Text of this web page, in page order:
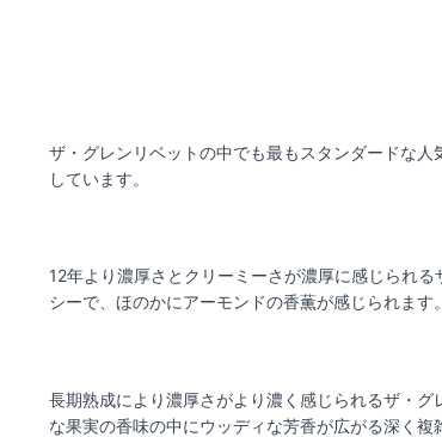
ザ・グレンリベットの中でも最もスタンダードな
しています。
12年より濃厚さとクリーミーさが濃厚に感じられ
シーで、ほのかにアーモンドの香薫が感じられます。
長期熟成により濃厚さがより濃く感じられるザ・
な果実の香味の中にウッディな芳香が広がる深く複